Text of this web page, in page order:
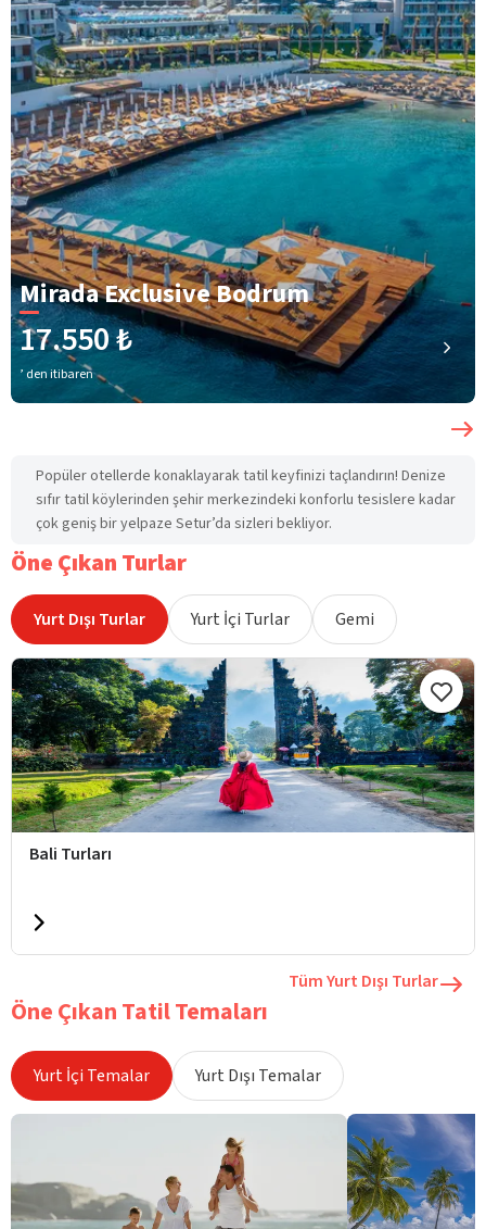
Mirada Exclusive Bodrum
17.550 ₺
’ den itibaren
Popüler otellerde konaklayarak tatil keyfinizi taçlandırın! Denize
sıfır tatil köylerinden şehir merkezindeki konforlu tesislere kadar
çok geniş bir yelpaze Setur’da sizleri bekliyor.
Öne Çıkan Turlar
Yurt Dışı Turlar Yurt İçi Turlar Gemi
Bali Turları
Tüm Yurt Dışı Turlar
Öne Çıkan Tatil Temaları
Yurt İçi Temalar Yurt Dışı Temalar